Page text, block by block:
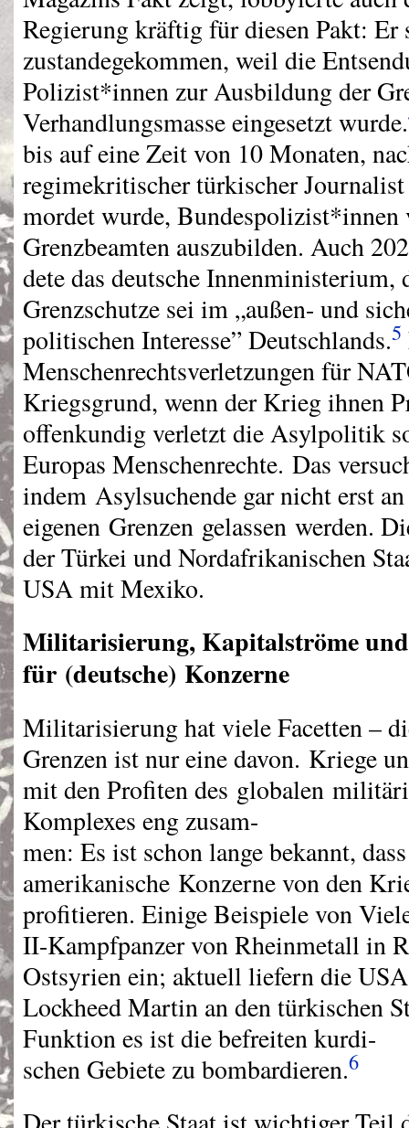
Regierung kräftig für diesen Pakt: Er
zustandegekommen, weil die
Polizist*innen zur Ausbildung der
Verhandlungsmasse eingesetzt wurde.
bis auf eine Zeit von 10 Monaten,
regimekritischer türkischer Journalist
mordet wurde,
Grenzbeamten auszubilden. Auch
dete das deutsche Innenministerium,
Grenzschutze sei im „außen- und
politischen Interesse” Deutschlands.5
Menschenrechtsverletzungen für
Kriegsgrund, wenn der Krieg ihnen
offenkundig verletzt die Asylpolitik
Europas Menschenrechte. Das
indem Asylsuchende gar nicht erst
eigenen Grenzen gelassen werden.
der Türkei und Nordafrikanischen
USAmit Mexiko.
Militarisierung, Kapitalströme
für (deutsche) Konzerne
Militarisierung hat viele Facetten –
Grenzen ist nur eine davon. Kriege
mit den Profiten des globalen
Komplexes eng zusam-
men: Es ist schon lange bekannt,
amerikanische Konzerne von den
profitieren. Einige Beispiele von
II-Kampfpanzer von Rheinmetall in
Ostsyrien ein; aktuell liefern dieUSA
Lockheed Martin an den türkischen
Funktion es ist die befreiten kurdi-
schen Gebiete zu bombardieren.6